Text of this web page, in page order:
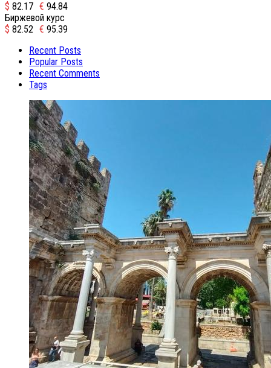
$ 82.17 € 94.84
Биржевой курс
$ 82.52 € 95.39
Recent Posts
Popular Posts
Recent Comments
Tags